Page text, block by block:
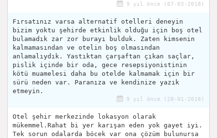
9 yıl önce (07-03-2018)
Fırsatınız varsa alternatif otelleri deneyin
bizim yoktu şehirde etkinlik olduğu için boş otel
bulamadık zar zor burayı bulduk. Zaten kimsenin
kalmamasından ve otelin boş olmasından
anlamalıydık. Yastıktan çarşaftan çıkan saçlar,
pislik içinde bir oda, gece resepsiyonistinin
kötü muamelesi daha bu otelde kalmamak için bir
sürü neden var. Paranıza ve kendinize yazık
etmeyin.
9 yıl önce (28-01-2018)
Otel şehir merkezinde lokasyon olarak
mükemmel.Rahat bi yer karışan eden yok gayet iyi.
Tek sorun odalarda böcek var ona çözüm bulunursa